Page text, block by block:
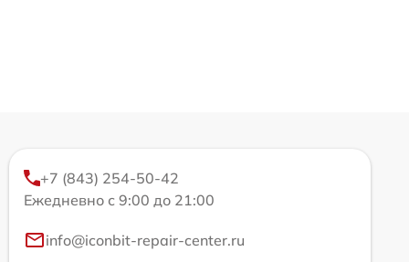
+7 (843) 254-50-42
Ежедневно с 9:00 до 21:00
info@iconbit-repair-center.ru